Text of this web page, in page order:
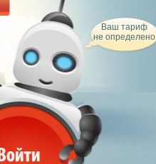
Ваш тариф
не определено